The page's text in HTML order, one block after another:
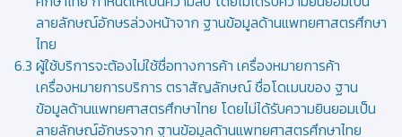
ลายลักษณ์อักษรล่วงหน้าจาก ฐานข้อมูลด้านแพทยศาสตรศึกษา
ไทย
ผู้ใช้บริการจะต้องไม่ใช้ชื่อทางการค้า เครื่องหมายการค้า
เครื่องหมายการบริการ ตราสัญลักษณ์ ชื่อโดเมนของ ฐาน
ข้อมูลด้านแพทยศาสตรศึกษาไทย โดยไม่ได้รับความยินยอมเป็น
ลายลักษณ์อักษรจาก ฐานข้อมูลด้านแพทยศาสตรศึกษาไทย